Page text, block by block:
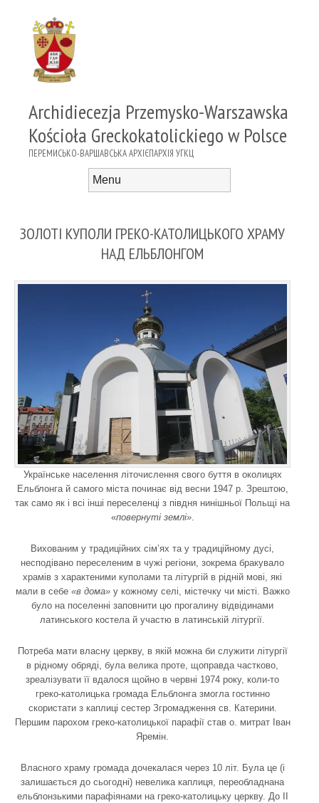
Archidiecezja Przemysko-Warszawska
Kościoła Greckokatolickiego w Polsce
ПЕРЕМИСЬКО-ВАРШАВСЬКА АРХІЄПАРХІЯ УГКЦ
ЗОЛОТІ КУПОЛИ ГРЕКО-КАТОЛИЦЬКОГО ХРАМУ
НАД ЕЛЬБЛОНГОМ
Українське населення літочислення свого буття в околицях
Ельблонга й самого міста починає від весни 1947 р. Зрештою,
так само як і всі інші переселенці з півдня нинішньої Польщі на
«повернуті землі».
Вихованим у традиційних сім’ях та у традиційному дусі,
несподівано переселеним в чужі регіони, зокрема бракувало
храмів з характеними куполами та літургій в рідній мові, які
мали в себе «в дома» у кожному селі, містечку чи місті. Важко
було на поселенні заповнити цю прогалину відвідинами
латинського костела й участю в латинській літургії.
Потреба мати власну церкву, в якій можна би служити літургії
в рідному обряді, була велика проте, щоправда частково,
зреалізувати її вдалося щойно в червні 1974 року, коли-то
греко-католицька громада Ельблонга змогла гостинно
скористати з каплиці сестер Згромадження св. Катерини.
Першим парохом греко-католицької парафії став о. митрат Іван
Яремін.
Власного храму громада дочекалася через 10 літ. Була це (і
залишається до сьогодні) невелика каплиця, переобладнана
ельблонзькими парафіянами на греко-католицьку церкву. До ІІ